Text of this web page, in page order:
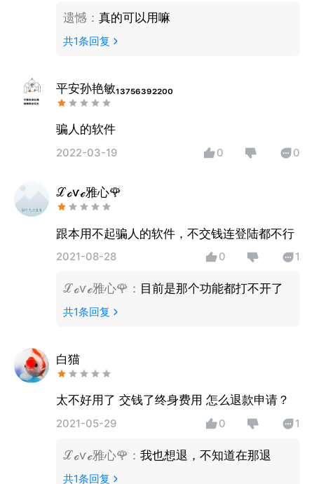
遗憾： 真的可以用嘛
共1条回复
平安孙艳敏₁₃₇₅₆₃₉₂₂₀₀
骗人的软件
2022-03-19 0 0
ℒℴѵℯ雅心🌹
跟本用不起骗人的软件，不交钱连登陆都不行
2021-08-28 0 1
ℒℴѵℯ雅心🌹 ： 目前是那个功能都打不开了
共1条回复
白猫
太不好用了 交钱了终身费用 怎么退款申请？
2021-05-29 0 1
ℒℴѵℯ雅心🌹 ： 我也想退，不知道在那退
共1条回复